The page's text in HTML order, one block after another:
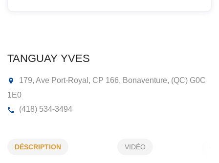
DÉSCRIPTION VIDÉO